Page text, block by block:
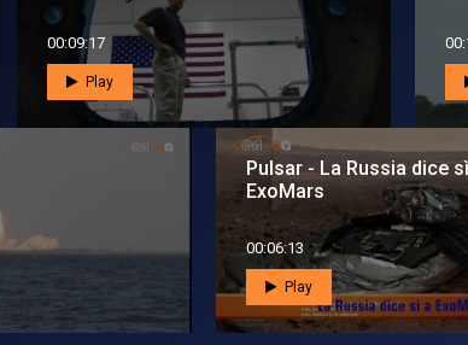
00:09:17
Play
Pulsar - La Russia dice
ExoMars
00:06:13
Play